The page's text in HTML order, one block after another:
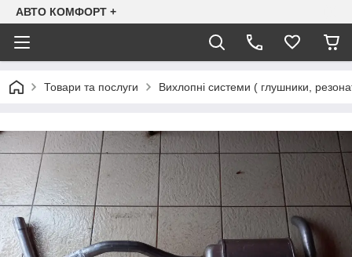
АВТО КОМФОРТ +
Товари та послуги Вихлопні системи ( глушники,